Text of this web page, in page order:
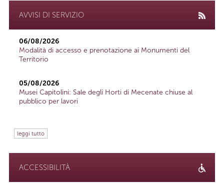
AVVISI DI SERVIZIO
06/08/2026
Modalità di accesso e prenotazione ai Monumenti del
Territorio
05/08/2026
Musei Capitolini: Sale degli Horti di Mecenate chiuse al
pubblico per lavori
leggi tutto
ACCESSIBILITÀ